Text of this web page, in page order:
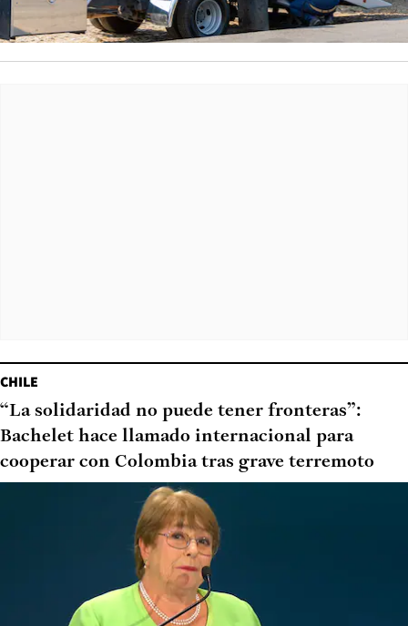
CHILE
“La solidaridad no puede tener fronteras”:
Bachelet hace llamado internacional para
cooperar con Colombia tras grave terremoto